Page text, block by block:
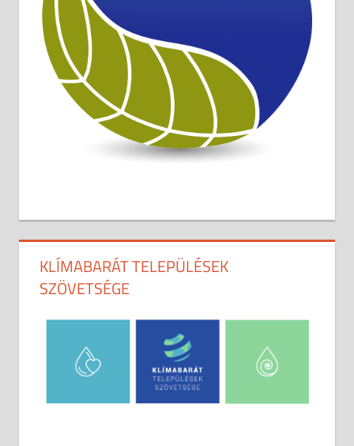
KLÍMABARÁT TELEPÜLÉSEK
SZÖVETSÉGE